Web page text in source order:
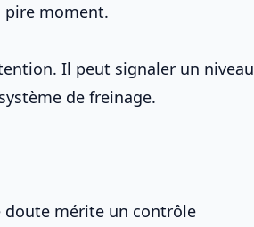
pire moment.
Il peut signaler un niveau
de freinage.
doute mérite un contrôle